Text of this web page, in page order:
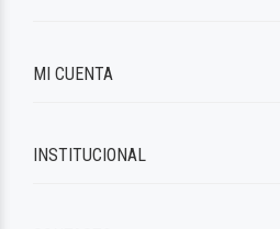
MI CUENTA
INSTITUCIONAL